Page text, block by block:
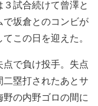
試合続けて曾澤と
坂倉とのコンビが
この日を迎えた。
で負け投手。失点
塁打されたあとサ
の内野ゴロの間に